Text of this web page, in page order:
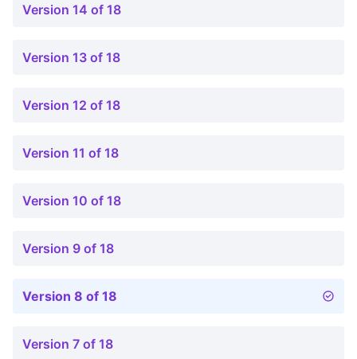
Version 14 of 18
Version 13 of 18
Version 12 of 18
Version 11 of 18
Version 10 of 18
Version 9 of 18
Version 8 of 18
Version 7 of 18